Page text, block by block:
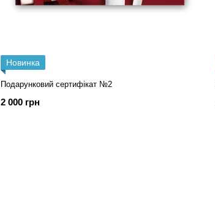
Новинка
Подарунковий сертифікат №2
2 000 грн